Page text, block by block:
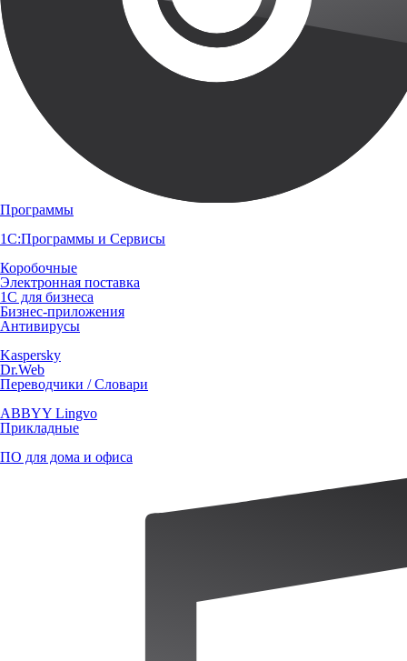
Программы
1С:Программы и Сервисы
Коробочные
Электронная поставка
1С для бизнеса
Бизнес-приложения
Антивирусы
Kaspersky
Dr.Web
Переводчики / Словари
ABBYY Lingvo
Прикладные
ПО для дома и офиса